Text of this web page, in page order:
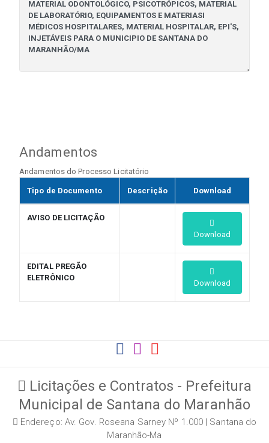
Andamentos
Andamentos do Processo Licitatório
Tipo de Documento Descrição Download
AVISO DE LICITAÇÃO
Download
EDITAL PREGÃO
ELETRÔNICO
Download
Licitações e Contratos - Prefeitura
Municipal de Santana do Maranhão
Endereço: Av. Gov. Roseana Sarney Nº 1.000 | Santana do
Maranhão-Ma